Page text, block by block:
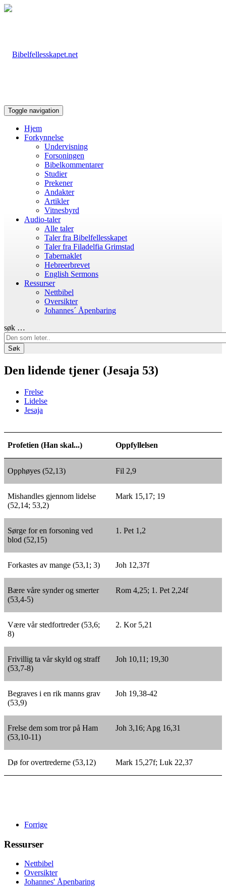
Toggle navigation
Hjem
Forkynnelse
Undervisning
Forsoningen
Bibelkommentarer
Studier
Prekener
Andakter
Artikler
Vitnesbyrd
Audio-taler
Alle taler
Taler fra Bibelfellesskapet
Taler fra Filadelfia Grimstad
Tabernaklet
Hebreerbrevet
English Sermons
Ressurser
Nettbibel
Oversikter
Johannes´ Åpenbaring
søk …
Søk
Den lidende tjener (Jesaja 53)
Frelse
Lidelse
Jesaja
Profetien (Han skal...) Oppfyllelsen
Opphøyes (52,13) Fil 2,9
Mishandles gjennom lidelse
(52,14; 53,2)
Mark 15,17; 19
Sørge for en forsoning ved
blod (52,15)
1. Pet 1,2
Forkastes av mange (53,1; 3) Joh 12,37f
Bære våre synder og smerter
(53,4-5)
Rom 4,25; 1. Pet 2,24f
Være vår stedfortreder (53,6;
8)
2. Kor 5,21
Frivillig ta vår skyld og straff
(53,7-8)
Joh 10,11; 19,30
Begraves i en rik manns grav
(53,9)
Joh 19,38-42
Frelse dem som tror på Ham
(53,10-11)
Joh 3,16; Apg 16,31
Dø for overtrederne (53,12) Mark 15,27f; Luk 22,37
Forrige
Ressurser
Nettbibel
Oversikter
Johannes' Åpenbaring